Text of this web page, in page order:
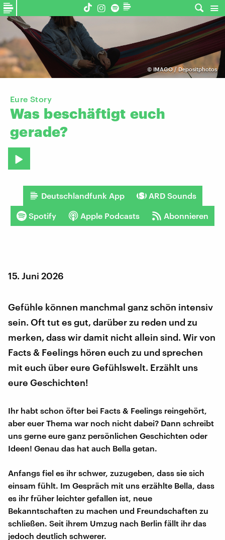
© IMAGO / Depositphotos
Eure Story
Was beschäftigt euch
gerade?
Deutschlandfunk App ARD Sounds
Spotify Apple Podcasts Abonnieren
15. Juni 2026
Gefühle können manchmal ganz schön intensiv
sein. Oft tut es gut, darüber zu reden und zu
merken, dass wir damit nicht allein sind. Wir von
Facts & Feelings hören euch zu und sprechen
mit euch über eure Gefühlswelt. Erzählt uns
eure Geschichten!
Ihr habt schon öfter bei Facts & Feelings reingehört,
aber euer Thema war noch nicht dabei? Dann schreibt
uns gerne eure ganz persönlichen Geschichten oder
Ideen! Genau das hat auch Bella getan.
Anfangs fiel es ihr schwer, zuzugeben, dass sie sich
einsam fühlt. Im Gespräch mit uns erzählte Bella, dass
es ihr früher leichter gefallen ist, neue
Bekanntschaften zu machen und Freundschaften zu
schließen. Seit ihrem Umzug nach Berlin fällt ihr das
jedoch deutlich schwerer.